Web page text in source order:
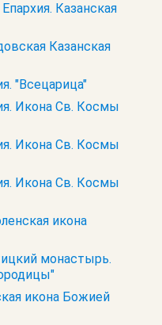
Казанская
Казанская
"Всецарица"
Икона Св. Космы
Икона Св. Космы
Икона Св. Космы
икона
монастырь.
икона Божией